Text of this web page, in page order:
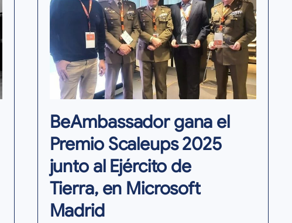
BeAmbassador gana el
Premio Scaleups 2025
junto al Ejército de
Tierra, en Microsoft
Madrid